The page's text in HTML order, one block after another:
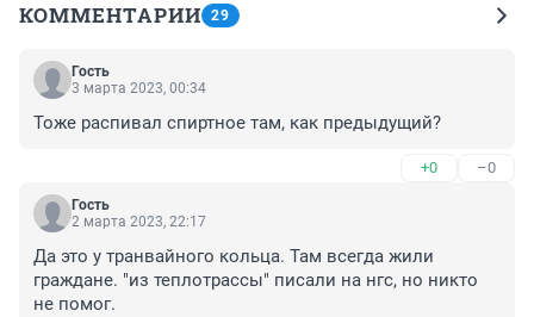
КОММЕНТАРИИ 29
Гость
3 марта 2023, 00:34
Тоже распивал спиртное там, как предыдущий?
+0 –0
Гость
2 марта 2023, 22:17
Да это у транвайного кольца. Там всегда жили
граждане. "из теплотрассы" писали на нгс, но никто
не помог.